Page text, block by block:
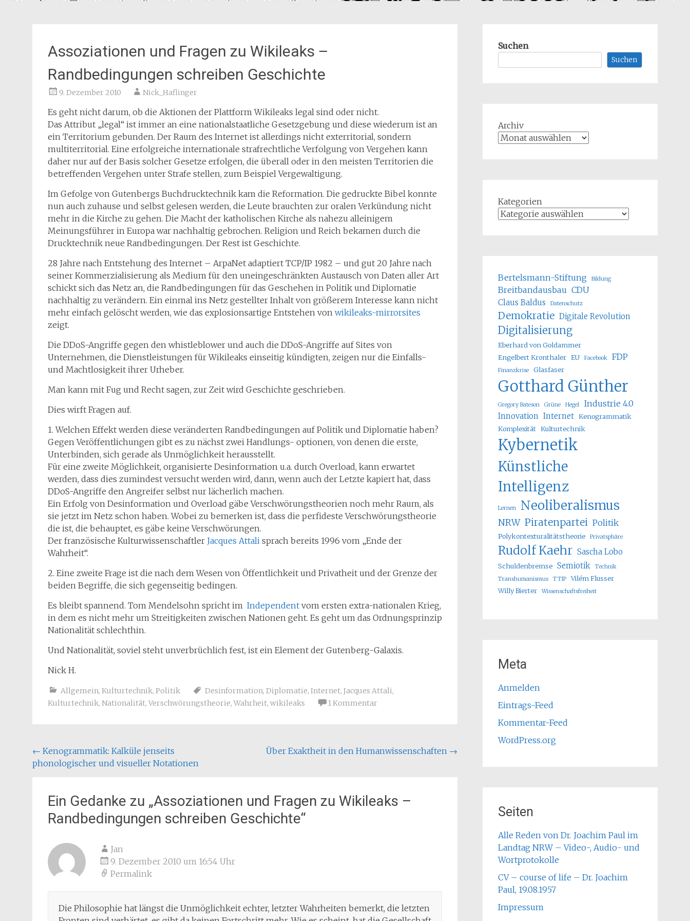
Assoziationen und Fragen zu Wikileaks –
Randbedingungen schreiben Geschichte
9. Dezember 2010 Nick_Haflinger
Es geht nicht darum, ob die Aktionen der Plattform Wikileaks legal sind oder nicht.
Das Attribut „legal“ ist immer an eine nationalstaatliche Gesetzgebung und diese wiederum ist an
ein Territorium gebunden. Der Raum des Internet ist allerdings nicht exterritorial, sondern
multiterritorial. Eine erfolgreiche internationale strafrechtliche Verfolgung von Vergehen kann
daher nur auf der Basis solcher Gesetze erfolgen, die überall oder in den meisten Territorien die
betreffenden Vergehen unter Strafe stellen, zum Beispiel Vergewaltigung.
Im Gefolge von Gutenbergs Buchdrucktechnik kam die Reformation. Die gedruckte Bibel konnte
nun auch zuhause und selbst gelesen werden, die Leute brauchten zur oralen Verkündung nicht
mehr in die Kirche zu gehen. Die Macht der katholischen Kirche als nahezu alleinigem
Meinungsführer in Europa war nachhaltig gebrochen. Religion und Reich bekamen durch die
Drucktechnik neue Randbedingungen. Der Rest ist Geschichte.
28 Jahre nach Entstehung des Internet – ArpaNet adaptiert TCP/IP 1982 – und gut 20 Jahre nach
seiner Kommerzialisierung als Medium für den uneingeschränkten Austausch von Daten aller Art
schickt sich das Netz an, die Randbedingungen für das Geschehen in Politik und Diplomatie
nachhaltig zu verändern. Ein einmal ins Netz gestellter Inhalt von größerem Interesse kann nicht
mehr einfach gelöscht werden, wie das explosionsartige Entstehen von wikileaks-mirrorsites
zeigt.
Die DDoS-Angriffe gegen den whistleblower und auch die DDoS-Angriffe auf Sites von
Unternehmen, die Dienstleistungen für Wikileaks einseitig kündigten, zeigen nur die Einfalls-
und Machtlosigkeit ihrer Urheber.
Man kann mit Fug und Recht sagen, zur Zeit wird Geschichte geschrieben.
Dies wirft Fragen auf.
1. Welchen Effekt werden diese veränderten Randbedingungen auf Politik und Diplomatie haben?
Gegen Veröffentlichungen gibt es zu nächst zwei Handlungs- optionen, von denen die erste,
Unterbinden, sich gerade als Unmöglichkeit herausstellt.
Für eine zweite Möglichkeit, organisierte Desinformation u.a. durch Overload, kann erwartet
werden, dass dies zumindest versucht werden wird, dann, wenn auch der Letzte kapiert hat, dass
DDoS-Angriffe den Angreifer selbst nur lächerlich machen.
Ein Erfolg von Desinformation und Overload gäbe Verschwörungstheorien noch mehr Raum, als
sie jetzt im Netz schon haben. Wobei zu bemerken ist, dass die perfideste Verschwörungstheorie
die ist, die behauptet, es gäbe keine Verschwörungen.
Der französische Kulturwissenschaftler Jacques Attali sprach bereits 1996 vom „Ende der
Wahrheit“.
2. Eine zweite Frage ist die nach dem Wesen von Öffentlichkeit und Privatheit und der Grenze der
beiden Begriffe, die sich gegenseitig bedingen.
Es bleibt spannend. Tom Mendelsohn spricht im Independent vom ersten extra-nationalen Krieg,
in dem es nicht mehr um Streitigkeiten zwischen Nationen geht. Es geht um das Ordnungsprinzip
Nationalität schlechthin.
Und Nationalität, soviel steht unverbrüchlich fest, ist ein Element der Gutenberg-Galaxis.
Nick H.
Allgemein, Kulturtechnik, Politik Desinformation, Diplomatie, Internet, Jacques Attali,
Kulturtechnik, Nationalität, Verschwörungstheorie, Wahrheit, wikileaks 1 Kommentar
Beitragsnavigation
← Kenogrammatik: Kalküle jenseits
phonologischer und visueller Notationen
Über Exaktheit in den Humanwissenschaften →
Ein Gedanke zu „Assoziationen und Fragen zu Wikileaks –
Randbedingungen schreiben Geschichte“
Jan
9. Dezember 2010 um 16:54 Uhr
Permalink
Die Philosophie hat längst die Unmöglichkeit echter, letzter Wahrheiten bemerkt, die letzten
Suchen
Suchen
Archiv
Kategorien
Bertelsmann-Stiftung Bildung
Breitbandausbau CDU
Claus Baldus Datenschutz
Demokratie Digitale Revolution
Digitalisierung
Eberhard von Goldammer
Engelbert Kronthaler EU Facebook FDP
Finanzkrise Glasfaser
Gotthard Günther
Gregory Bateson Grüne Hegel Industrie 4.0
Innovation Internet Kenogrammatik
Komplexität Kulturtechnik
Kybernetik
Künstliche
Intelligenz
Lernen Neoliberalismus
NRW Piratenpartei Politik
Polykontexturalitätstheorie Privatsphäre
Rudolf Kaehr Sascha Lobo
Schuldenbremse Semiotik
Technik
Transhumanismus
TTIP
Vilém Flusser
Willy Bierter
Wissenschaftsfreiheit
Meta
Anmelden
Eintrags-Feed
Kommentar-Feed
WordPress.org
Seiten
Alle Reden von Dr. Joachim Paul im
Landtag NRW – Video-, Audio- und
Wortprotokolle
CV – course of life – Dr. Joachim
Paul, 19.08.1957
Impressum